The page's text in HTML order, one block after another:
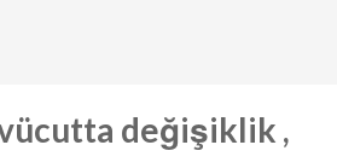
değişiklik ,